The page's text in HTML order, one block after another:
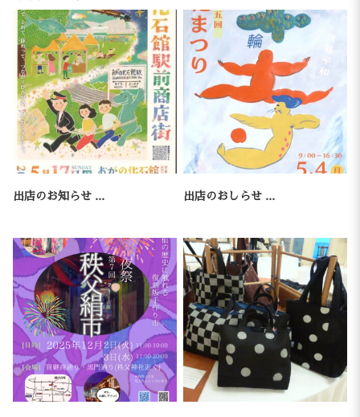
出店のお知らせ ... 出店のおしらせ ...